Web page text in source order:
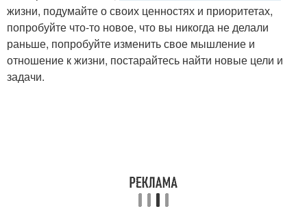
жизни, подумайте о своих ценностях и приоритетах,
попробуйте что-то новое, что вы никогда не делали
раньше, попробуйте изменить свое мышление и
отношение к жизни, постарайтесь найти новые цели и
задачи.